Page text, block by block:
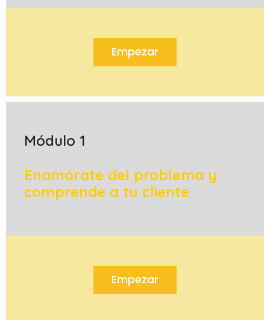
Empezar
Módulo 1
Enamórate del problema y
comprende a tu cliente
Empezar